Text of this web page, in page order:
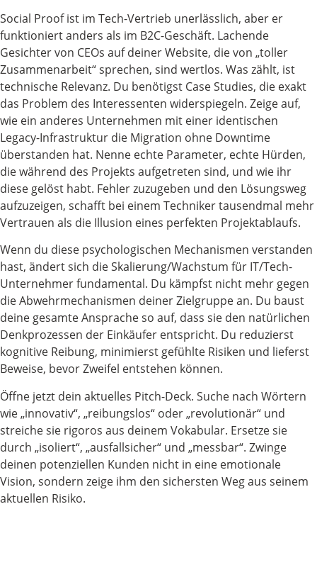
Social Proof ist im Tech-Vertrieb unerlässlich, aber er
funktioniert anders als im B2C-Geschäft. Lachende
Gesichter von CEOs auf deiner Website, die von „toller
Zusammenarbeit“ sprechen, sind wertlos. Was zählt, ist
technische Relevanz. Du benötigst Case Studies, die exakt
das Problem des Interessenten widerspiegeln. Zeige auf,
wie ein anderes Unternehmen mit einer identischen
Legacy-Infrastruktur die Migration ohne Downtime
überstanden hat. Nenne echte Parameter, echte Hürden,
die während des Projekts aufgetreten sind, und wie ihr
diese gelöst habt. Fehler zuzugeben und den Lösungsweg
aufzuzeigen, schafft bei einem Techniker tausendmal mehr
Vertrauen als die Illusion eines perfekten Projektablaufs.
Wenn du diese psychologischen Mechanismen verstanden
hast, ändert sich die Skalierung/Wachstum für IT/Tech-
Unternehmer fundamental. Du kämpfst nicht mehr gegen
die Abwehrmechanismen deiner Zielgruppe an. Du baust
deine gesamte Ansprache so auf, dass sie den natürlichen
Denkprozessen der Einkäufer entspricht. Du reduzierst
kognitive Reibung, minimierst gefühlte Risiken und lieferst
Beweise, bevor Zweifel entstehen können.
Öffne jetzt dein aktuelles Pitch-Deck. Suche nach Wörtern
wie „innovativ“, „reibungslos“ oder „revolutionär“ und
streiche sie rigoros aus deinem Vokabular. Ersetze sie
durch „isoliert“, „ausfallsicher“ und „messbar“. Zwinge
deinen potenziellen Kunden nicht in eine emotionale
Vision, sondern zeige ihm den sichersten Weg aus seinem
aktuellen Risiko.